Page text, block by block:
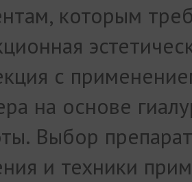
которым
с
на основе
Выбор
и техники